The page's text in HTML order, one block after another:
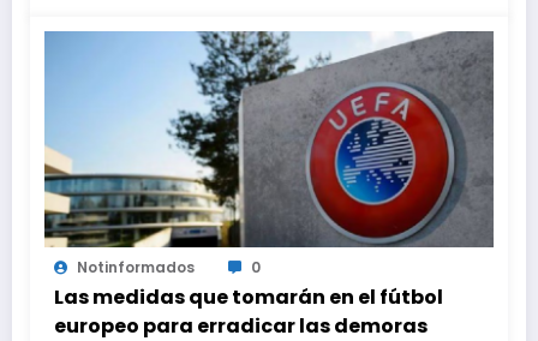
Notinformados 0
Las medidas que tomarán en el fútbol
europeo para erradicar las demoras